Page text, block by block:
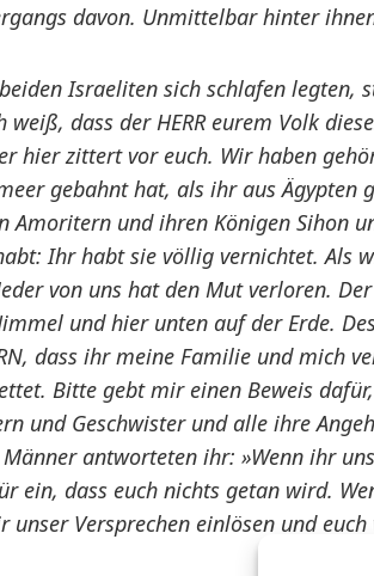
davon. Unmittelbar hinter
Israeliten sich schlafen legten,
weiß, dass der HERR eurem Volk
hier zittert vor euch. Wir haben
gebahnt hat, als ihr aus Ägypten
Amoritern und ihren Königen Sihon
Ihr habt sie völlig vernichtet. Als
von uns hat den Mut verloren.
und hier unten auf der Erde.
dass ihr meine Familie und mich
Bitte gebt mir einen Beweis
und Geschwister und alle ihre
antworteten ihr: »Wenn ihr
ein, dass euch nichts getan wird.
unser Versprechen einlösen und euch